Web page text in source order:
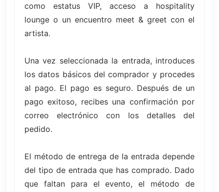
como estatus VIP, acceso a hospitality
lounge o un encuentro meet & greet con el
artista.
Una vez seleccionada la entrada, introduces
los datos básicos del comprador y procedes
al pago. El pago es seguro. Después de un
pago exitoso, recibes una confirmación por
correo electrónico con los detalles del
pedido.
El método de entrega de la entrada depende
del tipo de entrada que has comprado. Dado
que faltan para el evento, el método de